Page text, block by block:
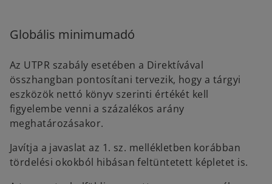
Globális minimumadó
Az UTPR szabály esetében a Direktívával
összhangban pontosítani tervezik, hogy a tárgyi
eszközök nettó könyv szerinti értékét kell
figyelembe venni a százalékos arány
meghatározásakor.
Javítja a javaslat az 1. sz. mellékletben korábban
tördelési okokból hibásan feltüntetett képletet is.